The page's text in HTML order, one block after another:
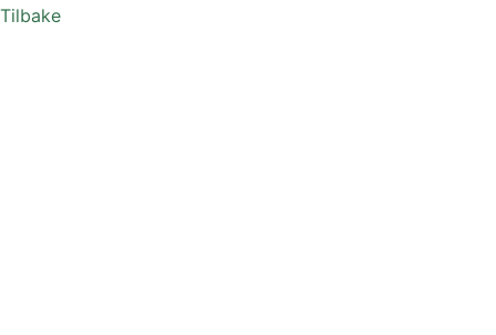
Tilbake